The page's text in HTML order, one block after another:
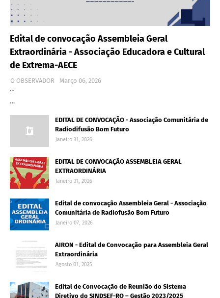
Edital de convocação Assembleia Geral
Extraordinária - Associação Educadora e Cultural
de Extrema-AECE
O OBSERVADOR
Março 06, 2026
…
…
EDITAL DE CONVOCAÇÃO - Associação Comunitária de
Radiodifusão Bom Futuro
Janeiro 31, 2026
EDITAL DE CONVOCAÇÃO ASSEMBLEIA GERAL
EXTRAORDINÁRIA
Janeiro 31, 2026
Edital de convocação Assembleia Geral - Associação
Comunitária de Radiofusão Bom Futuro
Janeiro 07, 2026
AIRON - Edital de Convocação para Assembleia Geral
Extraordinária
Agosto 01, 2025
Edital de Convocação de Reunião do Sistema
Diretivo do SINDSEF-RO – Gestão 2023/2025